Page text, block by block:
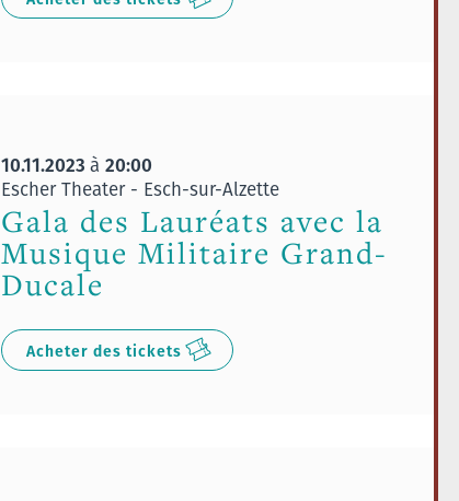
10.11.2023 à 20:00
Escher Theater - Esch-sur-Alzette
Gala des Lauréats avec la
Musique Militaire Grand-
Ducale
Acheter des tickets